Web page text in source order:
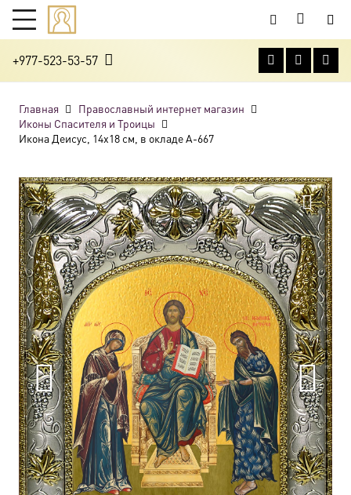
+977-523-53-57
Главная
Православный интернет магазин
Иконы Спасителя и Троицы
Икона Деисус, 14х18 см, в окладе A-667